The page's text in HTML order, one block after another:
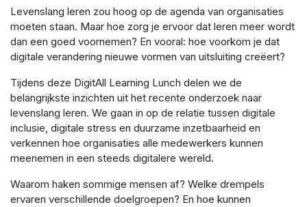
Levenslang leren zou hoog op de agenda van organisaties
moeten staan. Maar hoe zorg je ervoor dat leren meer wordt
dan een goed voornemen? En vooral: hoe voorkom je dat
digitale verandering nieuwe vormen van uitsluiting creëert?
Tijdens deze DigitAll Learning Lunch delen we de
belangrijkste inzichten uit het recente onderzoek naar
levenslang leren. We gaan in op de relatie tussen digitale
inclusie, digitale stress en duurzame inzetbaarheid en
verkennen hoe organisaties alle medewerkers kunnen
meenemen in een steeds digitalere wereld.
Waarom haken sommige mensen af? Welke drempels
ervaren verschillende doelgroepen? En hoe kunnen